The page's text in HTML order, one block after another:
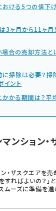
おける5つの値下
3ヶ月から11ヶ月
場合の売却方法と
に掃除は必要？
イント
かかる期間は？平
ンション
・ザスクエアを
すればよいの？」
ムーズに準備を